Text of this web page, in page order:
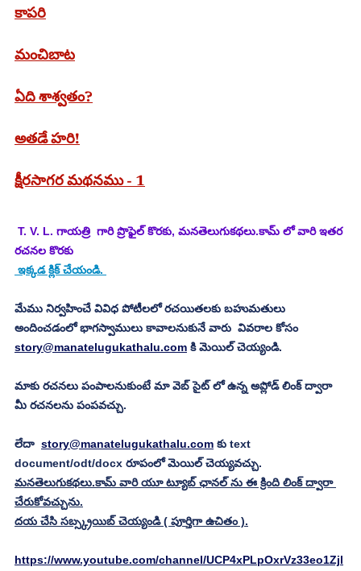
కాపరి
మంచిబాట
ఏది శాశ్వతం?
అతడే హరి!
క్షీరసాగర మథనము - 1
T. V. L. గాయత్రి  గారి ప్రొఫైల్ కొరకు, మనతెలుగుకథలు.కామ్ లో వారి ఇతర
రచనల కొరకు
ఇక్కడ క్లిక్ చేయండి.
మేము నిర్వహించే వివిధ పోటీలలో రచయితలకు బహుమతులు
అందించడంలో భాగస్వాములు కావాలనుకునే వారు  వివరాల కోసం
story@manatelugukathalu.com కి మెయిల్ చెయ్యండి.
మాకు రచనలు పంపాలనుకుంటే మా వెబ్ సైట్ లో ఉన్న అప్లోడ్ లింక్ ద్వారా
మీ రచనలను పంపవచ్చు.
లేదా story@manatelugukathalu.com కు text
document/odt/docx రూపంలో మెయిల్ చెయ్యవచ్చు.
మనతెలుగుకథలు.కామ్ వారి యూ ట్యూబ్ ఛానల్ ను ఈ క్రింది లింక్ ద్వారా
చేరుకోవచ్చును.
దయ చేసి సబ్స్క్రయిబ్ చెయ్యండి ( పూర్తిగా ఉచితం ).
https://www.youtube.com/channel/UCP4xPLpOxrVz33eo1Zjl